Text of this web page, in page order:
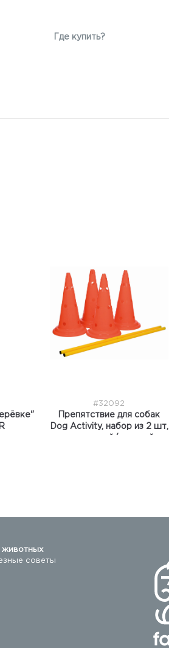
Где купить?
#32092
Препятствие для собак
Dog Activity, набор из 2 шт,
животных
советы